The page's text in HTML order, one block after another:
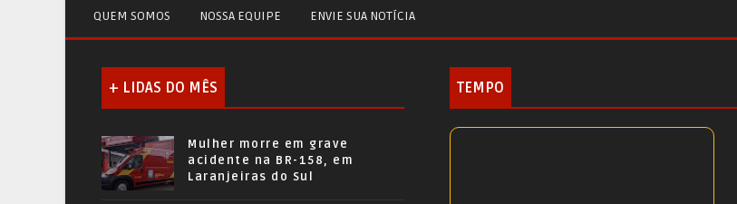
QUEM SOMOS NOSSA EQUIPE ENVIE SUA NOTÍCIA
+ LIDAS DO MÊS
Mulher morre em grave
acidente na BR-158, em
Laranjeiras do Sul
TEMPO